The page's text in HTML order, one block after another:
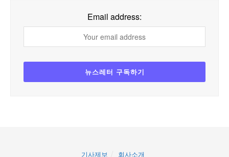
Email address:
기사제보 회사소개